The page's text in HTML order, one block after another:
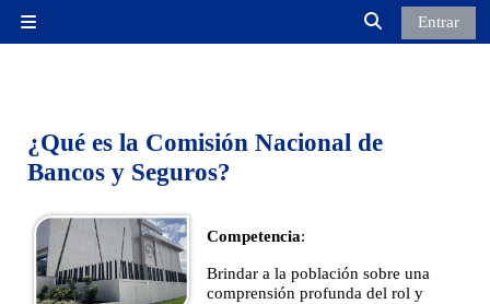
Entrar
¿Qué es la Comisión Nacional de
Bancos y Seguros?
Competencia:
Brindar a la población sobre una
comprensión profunda del rol y